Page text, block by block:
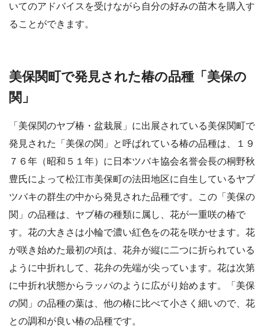
いてのアドバイスを受けながら自分の好みの苗木を購入す
ることができます。
美保関町で発見された椿の品種「美保の
関」
「美保関のヤブ椿・盆栽展」に出展されている美保関町で
発見された「美保の関」と呼ばれている椿の品種は、１９
７６年（昭和５１年）に日本ツバキ協会名誉会長の桐野秋
豊氏によって松江市美保町の法田地区に自生しているヤブ
ツバキの群生の中から発見された品種です。この「美保の
関」の品種は、ヤブ椿の種類に属し、花が一重咲の椿で
す。花の大きさは小輪で濃い紅色をの花を咲かせます。花
が咲き始めた最初の頃は、花弁が縦に二つに折られている
ように中折れして、花弁の先端が尖っています。花は次第
に中折れ状態からラッパのように広がり始めます。「美保
の関」の品種の葉は、他の椿に比べて小さく細いので、花
との調和が良い椿の品種です。